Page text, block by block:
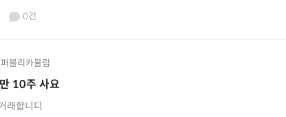
0건
블리카물림
10주 사요
래합니디